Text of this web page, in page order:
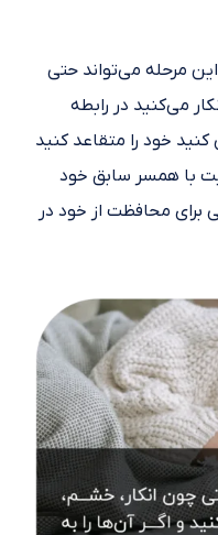
مرحله می‌تواند حتی
می‌کنید در رابطه
خود را متقاعد کنید
با همسر سابق خود
برای محافظت از خود در